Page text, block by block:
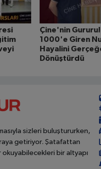
Çine'nin
1000'e Giren
Hayalini
Dönüştürdü
sizleri buluştururken,
getiriyor. Şatafattan
okuyabilecekleri bir altyapı